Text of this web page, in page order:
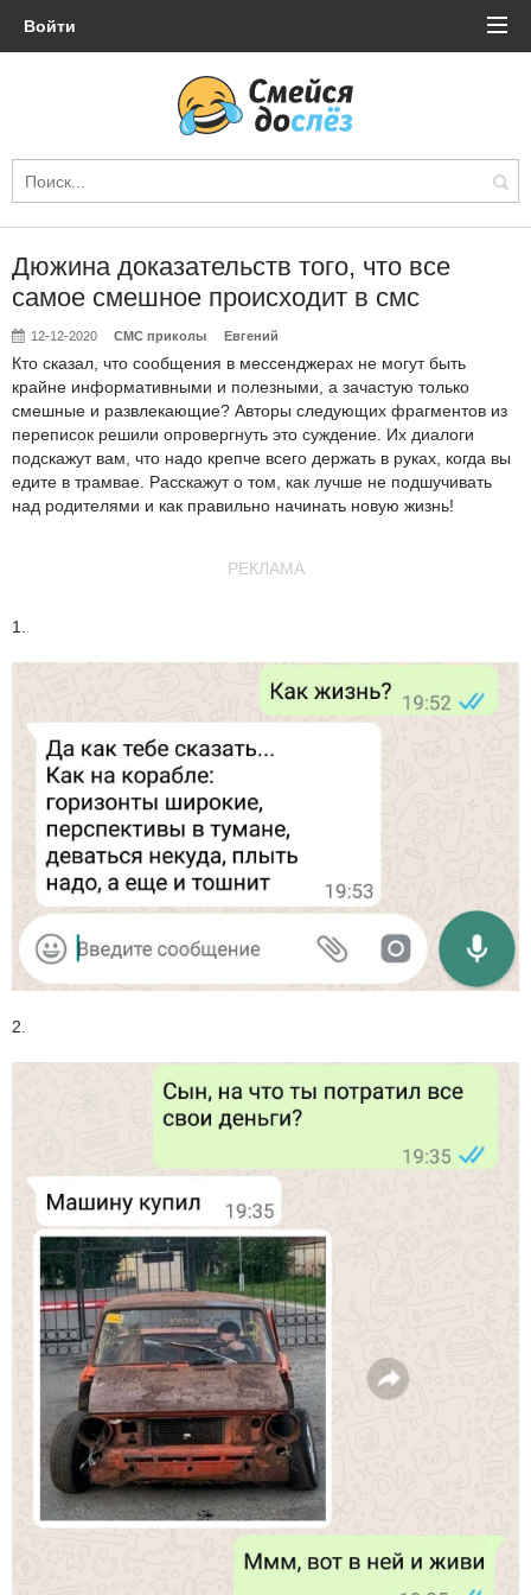
Войти
Дюжина доказательств того, что все
самое смешное происходит в смс
12-12-2020 СМС приколы Евгений
Кто сказал, что сообщения в мессенджерах не могут быть
крайне информативными и полезными, а зачастую только
смешные и развлекающие? Авторы следующих фрагментов из
переписок решили опровергнуть это суждение. Их диалоги
подскажут вам, что надо крепче всего держать в руках, когда вы
едите в трамвае. Расскажут о том, как лучше не подшучивать
над родителями и как правильно начинать новую жизнь!
РЕКЛАМА
1.
2.